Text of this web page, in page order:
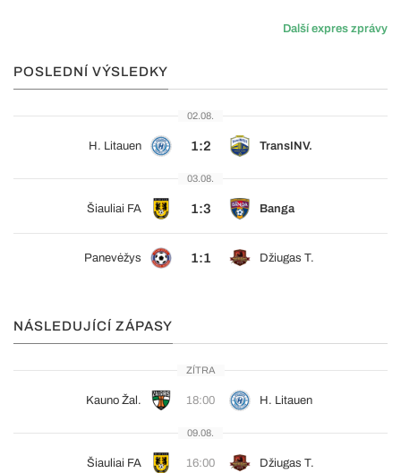
Další expres zprávy
POSLEDNÍ VÝSLEDKY
02.08.
H. Litauen 1:2 TransINV.
03.08.
Šiauliai FA 1:3 Banga
Panevėžys 1:1 Džiugas T.
NÁSLEDUJÍCÍ ZÁPASY
ZÍTRA
Kauno Žal. 18:00 H. Litauen
09.08.
Šiauliai FA 16:00 Džiugas T.